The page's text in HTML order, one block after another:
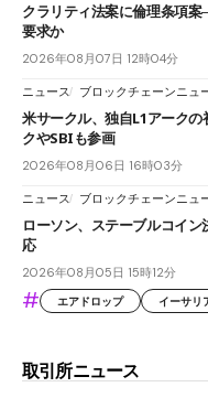
クラリティ法案に倫理条項案
要求か
2026年08月07日 12時04分
ニュース ブロックチェーンニュ
米サークル、独自L1アーク
クやSBIも参画
2026年08月06日 16時03分
ニュース ブロックチェーンニュ
ローソン、ステーブルコイ
応
2026年08月05日 15時12分
# エアドロップ イーサリ
取引所ニュース